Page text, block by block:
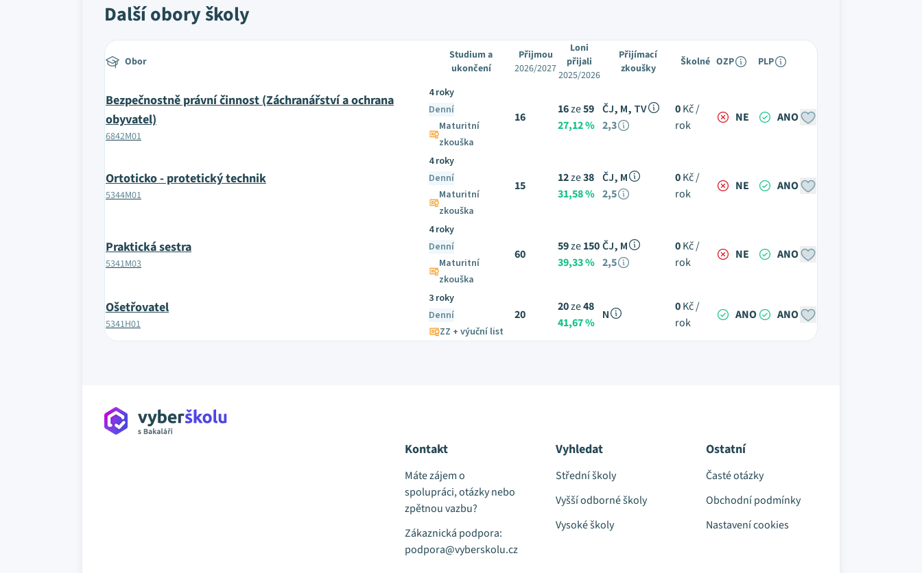
Další obory školy
Obor
Studium a
ukončení
Přijmou
2026/2027
Loni
přijali
2025/2026
Přijímací
zkoušky
Školné OZP PLP
Bezpečnostně právní činnost (Záchranářství a ochrana
obyvatel)
6842M01
4 roky
Denní
Maturitní
zkouška
16
16ze59
27,12 %
ČJ, M, TV
2,3
0Kč /
rok
NE ANO
Ortoticko - protetický technik
5344M01
4 roky
Denní
Maturitní
zkouška
15
12ze38
31,58 %
ČJ, M
2,5
0Kč /
rok
NE ANO
Praktická sestra
5341M03
4 roky
Denní
Maturitní
zkouška
60
59ze150
39,33 %
ČJ, M
2,5
0Kč /
rok
NE ANO
Ošetřovatel
5341H01
3 roky
Denní
ZZ + výuční list
20
20ze48
41,67 %
N
0Kč /
rok
ANO ANO
Kontakt
Máte zájem o
spolupráci, otázky nebo
zpětnou vazbu?
Zákaznická podpora:
podpora@vyberskolu.cz
Vyhledat
Střední školy
Vyšší odborné školy
Vysoké školy
Ostatní
Časté otázky
Obchodní podmínky
Nastavení cookies